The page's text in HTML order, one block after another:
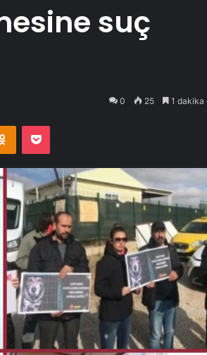
suç
0 25 1 dakika
Odnoklassniki
Pocket